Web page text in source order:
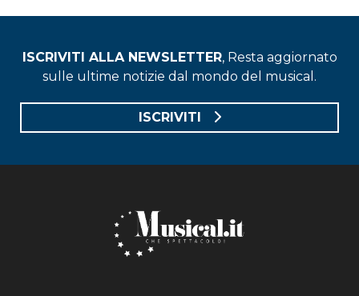
ISCRIVITI ALLA NEWSLETTER, Resta aggiornato
sulle ultime notizie dal mondo del musical.
ISCRIVITI